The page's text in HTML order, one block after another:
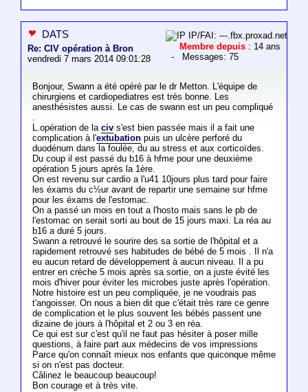
DATS
Re: CIV opération à Bron
vendredi 7 mars 2014 09:01:28
IP/FAI: ---.fbx.proxad.net
Membre depuis : 14 ans
- Messages: 75
Bonjour, Swann a été opéré par le dr Metton. L'équipe de
chirurgiens et cardiopediatres est très bonne. Les
anesthésistes aussi. Le cas de swann est un peu compliqué
.
L.opération de la civs'est bien passée mais il a fait une
complication à l'extubationpuis un ulcère perforé du
duodénum dans la foulée, du au stress et aux corticoïdes.
Du coup il est passé du b16 à hfme pour une deuxième
opération 5 jours après la 1ère.
On est revenu sur cardio a l'u41 10jours plus tard pour faire
les éxams du c½ur avant de repartir une semaine sur hfme
pour les éxams de l'estomac.
On a passé un mois en tout a l'hosto mais sans le pb de
l'estomac on serait sorti au bout de 15 jours maxi. La réa au
b16 a duré 5 jours.
Swann a retrouvé le sourire des sa sortie de l'hôpital et a
rapidement retrouvé ses habitudes de bébé de 5 mois . Il n'a
eu aucun retard de développement à aucun niveau. Il a pu
entrer en crèche 5 mois après sa sortie, on a juste évité les
mois d'hiver pour éviter les microbes juste après l'opération.
Notre histoire est un peu compliquée, je ne voudrais pas
t'angoisser. On nous a bien dit que c'était très rare ce genre
de complication et le plus souvent les bébés passent une
dizaine de jours à l'hôpital et 2 ou 3 en réa.
Ce qui est sur c'est qu'il ne faut pas hésiter à poser mille
questions, à faire part aux médecins de vos impressions
Parce qu'on connaît mieux nos enfants que quiconque même
si on n'est pas docteur.
Câlinez le beaucoup beaucoup!
Bon courage et à très vite.